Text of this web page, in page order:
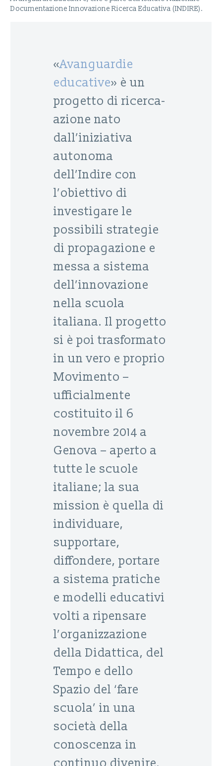
Documentazione Innovazione Ricerca Educativa (INDIRE).
«Avanguardie
educative» è un
progetto di ricerca-
azione nato
dall’iniziativa
autonoma
dell’Indire con
l’obiettivo di
investigare le
possibili strategie
di propagazione e
messa a sistema
dell’innovazione
nella scuola
italiana. Il progetto
si è poi trasformato
in un vero e proprio
Movimento –
ufficialmente
costituito il 6
novembre 2014 a
Genova – aperto a
tutte le scuole
italiane; la sua
mission è quella di
individuare,
supportare,
diffondere, portare
a sistema pratiche
e modelli educativi
volti a ripensare
l’organizzazione
della Didattica, del
Tempo e dello
Spazio del ‘fare
scuola’ in una
società della
conoscenza in